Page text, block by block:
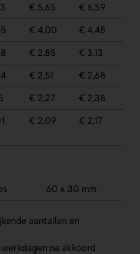
€ 5,65
€ 6,59
€ 4,00
€ 4,48
€ 2,85
€ 3,13
€ 2,51
€ 2,68
€ 2,27
€ 2,38
€ 2,09 € 2,17
60 x 30 mm
aantallen en
na akkoord